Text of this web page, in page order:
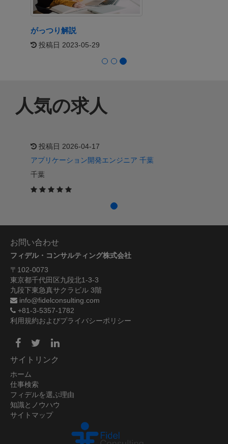
がっつり解説
投稿日 2023-05-29
人気の求人
投稿日 2026-04-17
アプリケーション開発エンジニア 千葉
千葉
お問い合わせ
フィデル・コンサルティング株式会社
〒102-0073
東京都千代田区九段北1-3-3
九段下東急真サクラビル 3階
info@fidelconsulting.com
+81-3-5357-1782
利用規約およびプライバシーポリシー
サイトリンク
ホーム
仕事検索
フィデルを選ぶ理由
知識とノウハウ
サイトマップ